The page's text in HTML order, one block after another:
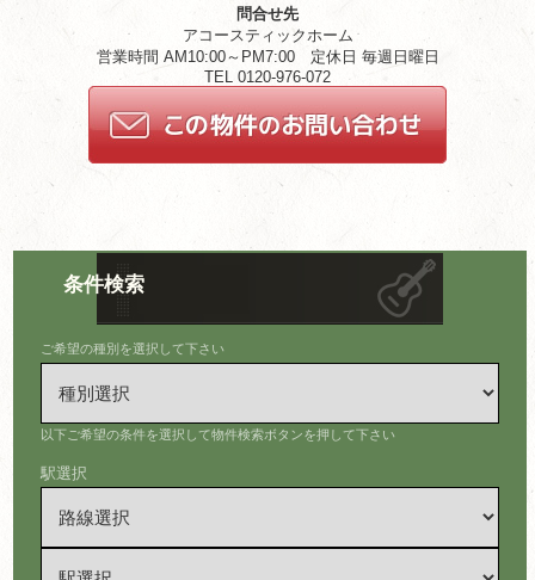
条件検索
ご希望の種別を選択して下さい
以下ご希望の条件を選択して物件検索ボタンを押して下さい
駅選択
問合せ先
アコースティックホーム
営業時間 AM10:00～PM7:00 定休日 毎週日曜日
TEL 0120-976-072